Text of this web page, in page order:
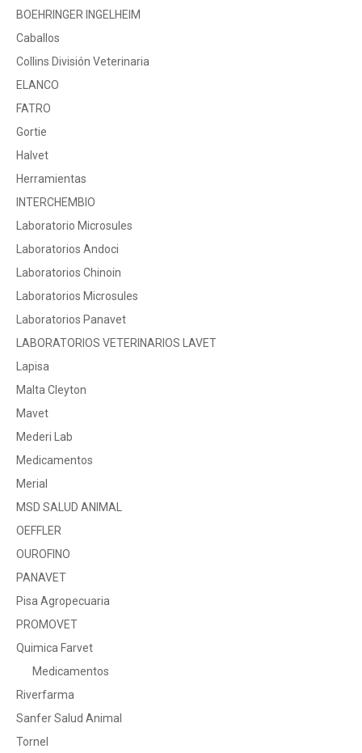
BOEHRINGER INGELHEIM
Caballos
Collins División Veterinaria
ELANCO
FATRO
Gortie
Halvet
Herramientas
INTERCHEMBIO
Laboratorio Microsules
Laboratorios Andoci
Laboratorios Chinoin
Laboratorios Microsules
Laboratorios Panavet
LABORATORIOS VETERINARIOS LAVET
Lapisa
Malta Cleyton
Mavet
Mederi Lab
Medicamentos
Merial
MSD SALUD ANIMAL
OEFFLER
OUROFINO
PANAVET
Pisa Agropecuaria
PROMOVET
Quimica Farvet
Medicamentos
Riverfarma
Sanfer Salud Animal
Tornel